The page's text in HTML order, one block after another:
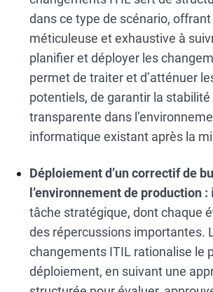
dans ce type de scénario,
méticuleuse et exhaustive à
planifier et déployer les
permet de traiter et d’atténuer
potentiels, de garantir la stabilité
transparente dans
informatique existant après la
Déploiement d’un correctif de
l’environnement de production :
tâche stratégique, dont chaque
des répercussions importantes.
changements ITIL rationalise le
déploiement, en suivant une